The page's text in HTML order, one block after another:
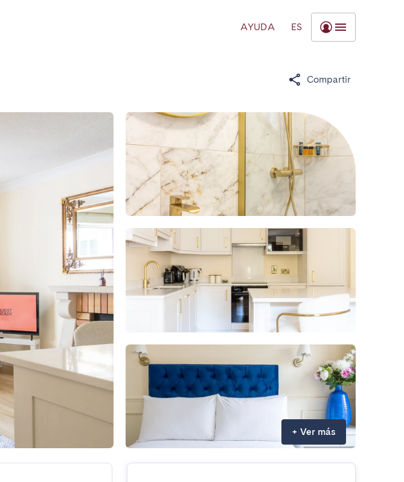
AYUDA ES
Compartir
+ Ver más